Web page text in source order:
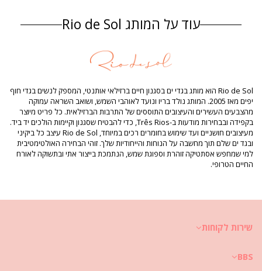
הרכב
מידע מוצר
מדור: נשים, מידת טופ בגד ים
החבילה כוללת: 1 x מידת טופ בגד ים (אביזרים אחרים שאינם כלולים)
HS CODE: 6112.41.0010
SKU: 1981121913
EAN: XS (7899810322395), S (7899810322401), M (7899810322418), L
(7899810322425), XL (7899810322432), XXL (7899810465399)
משקל: 55g / 0.12lb / 1.94oz
הוראות טיפול עבור: ‏ Rio de Sol Top Shimmer-Croco Mel
את לבטח חפצה להנות מבגד הים שלך למשך מספר עונות? אם כך, עליך ללמוד
להנות מהביקיני שלך ליותר מקיץ אחד; השאלה איך לשמר אותו שיישרת אותך
עוד על המותג Rio de Sol
Rio de Sol הוא מותג בגדי ים בסגנון חיים ברזילאי אותנטי, המספק לנשים בגדי חוף
יפים מאז 2005. המותג נולד בריו ונועד לאוהבי השמש, ושואב השראה עמוקה
מהצבעים העשירים והעיצובים התוססים של התרבות הברזילאית. כל פריט מיוצר
בקפידה ובבחירות מודעות ב-Três Rios, כדי להבטיח שסגנון וקיימות הולכים יד ביד.
מעיצובים חושניים ועד שימוש בחומרים רכים במיוחד, Rio de Sol עיצב כל ביקיני
ובגד ים שלם תוך מחשבה על הנוחות והייחודיות שלך. זוהי הבחירה האולטימטיבית
למי שמחפש אסתטיקה זוהרת וספוגת שמש, הנתמכת בייצור אתי ובתשוקה לאורח
החיים הטרופי.
שירות לקוחות
BBS